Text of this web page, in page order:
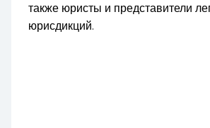
также юристы и представители
юрисдикций.